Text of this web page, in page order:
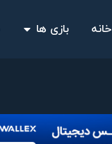
خانه بازی ها